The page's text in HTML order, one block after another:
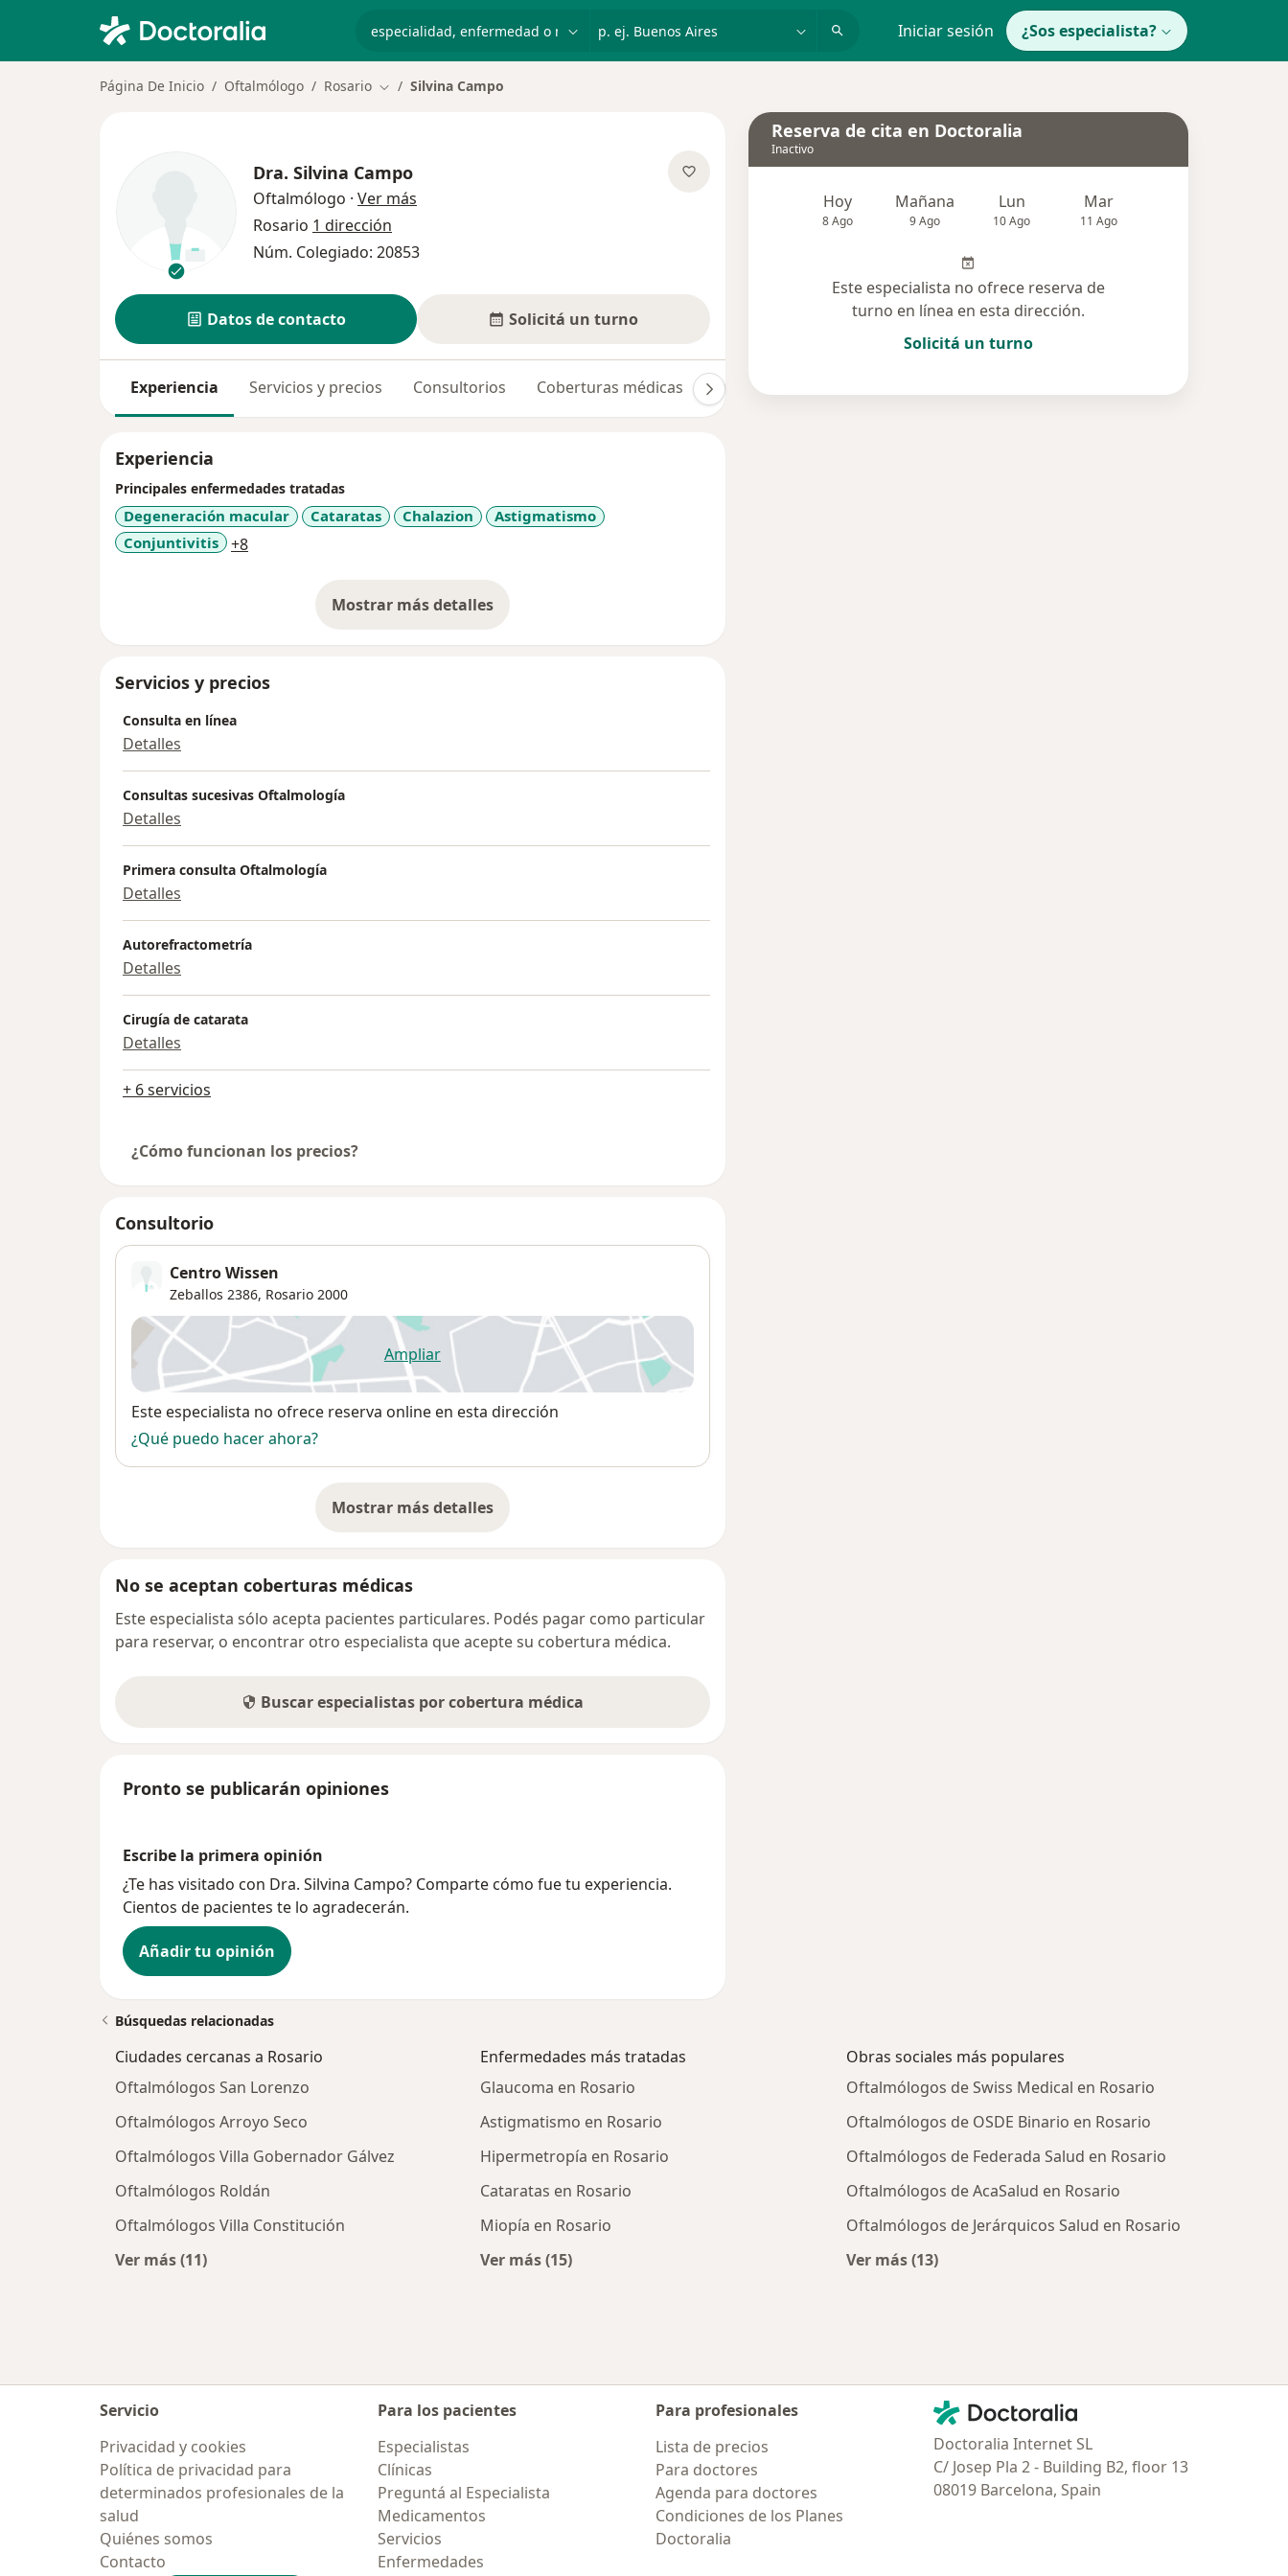
Iniciar sesión ¿Sos especialista?
Página De Inicio Oftalmólogo Rosario Cambiar de ciudad
Silvina Campo
Dra. Silvina Campo
Oftalmólogo · Ver más
Rosario 1 dirección
Núm. Colegiado: 20853
Datos de contacto Solicitá un turno
Experiencia Servicios y precios Consultorios Coberturas médicas Opiniones
Experiencia
Principales enfermedades tratadas
Degeneración macular Cataratas Chalazion
Astigmatismo
Conjuntivitis
+8a11y_sr_more_diseases
Mostrar más detalles
sobre la experiencia
Servicios y precios
Consulta en línea
Detalles
Consultas sucesivas Oftalmología
Detalles
Primera consulta Oftalmología
Detalles
Autorefractometría
Detalles
Cirugía de catarata
Detalles
+ 6 servicios
¿Cómo funcionan los precios?
Consultorio
Centro Wissen
Zeballos 2386, Rosario 2000
Ampliarse abre en una nueva pestaña
Disponibilidad
Este especialista no ofrece reserva online en esta dirección
¿Qué puedo hacer ahora?
Mostrar más detalles
sobre la dirección
No se aceptan coberturas médicas
Este especialista sólo acepta pacientes particulares. Podés pagar como particular
para reservar, o encontrar otro especialista que acepte su cobertura médica.
Buscar especialistas por cobertura médica
Pronto se publicarán opiniones
Escribe la primera opinión
¿Te has visitado con Dra. Silvina Campo? Comparte cómo fue tu experiencia.
Cientos de pacientes te lo agradecerán.
Añadir tu opinión
Reserva de cita en Doctoralia
Inactivo
Hoy
8 Ago
Mañana
9 Ago
Lun
10 Ago
Mar
11 Ago
Este especialista no ofrece reserva de
turno en línea en esta dirección.
Solicitá un turno
Búsquedas relacionadas
Ciudades cercanas a Rosario
Oftalmólogos San Lorenzo
Oftalmólogos Arroyo Seco
Oftalmólogos Villa Gobernador Gálvez
Oftalmólogos Roldán
Oftalmólogos Villa Constitución
Ver más (11)
Enfermedades más tratadas
Glaucoma en Rosario
Astigmatismo en Rosario
Hipermetropía en Rosario
Cataratas en Rosario
Miopía en Rosario
Ver más (15)
Obras sociales más populares
Oftalmólogos de Swiss Medical en Rosario
Oftalmólogos de OSDE Binario en Rosario
Oftalmólogos de Federada Salud en Rosario
Oftalmólogos de AcaSalud en Rosario
Oftalmólogos de Jerárquicos Salud en Rosario
Ver más (13)
Servicio
Privacidad y cookies
Política de privacidad para
determinados profesionales de la
salud
Quiénes somos
Contacto
Para los pacientes
Especialistas
Clínicas
Preguntá al Especialista
Medicamentos
Servicios
Enfermedades
Para profesionales
Lista de precios
Para doctores
Agenda para doctores
Condiciones de los Planes
Doctoralia
Contacto
Doctoralia - Página de inicio
Doctoralia Internet SL
C/ Josep Pla 2 - Building B2, floor 13
08019 Barcelona, Spain